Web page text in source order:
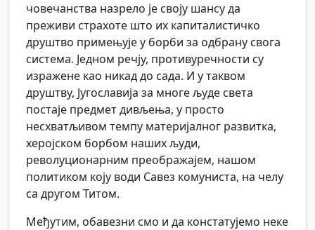
човечанства назрело је своју шансу да
преживи страхоте што их капиталистичко
друштво примењује у борби за одбрану свога
система. Једном речју, противуречности су
изражене као никад до сада. И у таквом
друштву, Југославија за многе људе света
постаје предмет дивљења, у просто
несхватљивом темпу материјалног развитка,
херојском борбом наших људи,
револуционарним преображајем, нашом
политиком коју води Савез комуниста, на челу
са другом Титом.
Међутим, обавезни смо и да констатујемо неке